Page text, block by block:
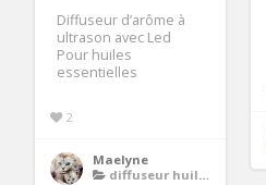
Diffuseur d’arôme à
ultrason avec Led
Pour huiles
essentielles
2
Maelyne
diffuseur huiles essentielles